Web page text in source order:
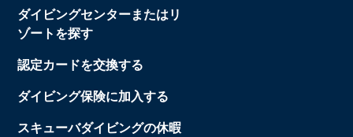
ダイビングセンターまたはリ
ゾートを探す
認定カードを交換する
ダイビング保険に加入する
スキューバダイビングの休暇